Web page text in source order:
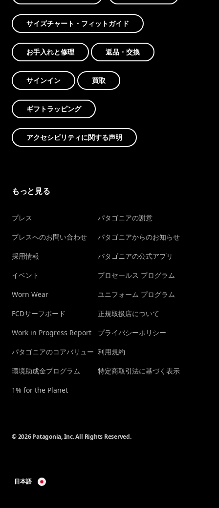
サイズチャート・フィットガイド
お手入れと修理 返品・交換
サインイン 買取
ギフトラッピング
アクセシビリティに関する声明
もっと見る
プレス
プレスへのお問い合わせ
採用情報
イベント
Worn Wear
FCDサーフボード
Work in Progress Report
パタゴニアのコアバリュー
環境助成金プログラム
1% for the Planet
パタゴニアの謝意
パタゴニアからのお知らせ
パタゴニアの公式アプリ
プロセールス プログラム
ユニフォーム プログラム
正規取扱店について
プライバシーポリシー
利用規約
特定商取引法に基づく表示
© 2026 Patagonia, Inc. All Rights Reserved.
日本語